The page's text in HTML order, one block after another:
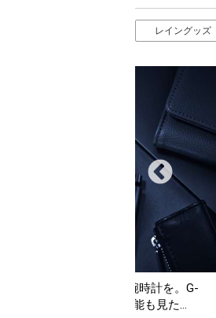
レイングッズ
だ「指名買い」】2026年7月掲載記事か